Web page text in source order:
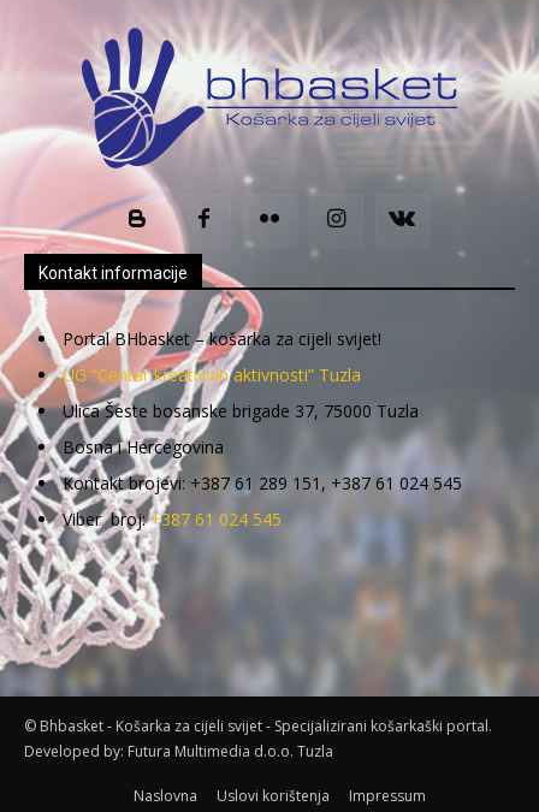
Kontakt informacije
Portal BHbasket – košarka za cijeli svijet!
UG “Centar kreativnih aktivnosti” Tuzla
Ulica Šeste bosanske brigade 37, 75000 Tuzla
Bosna i Hercegovina
Kontakt brojevi: +387 61 289 151, +387 61 024 545
Viber broj:+387 61 024 545
© Bhbasket - Košarka za cijeli svijet - Specijalizirani košarkaški portal.
Developed by: Futura Multimedia d.o.o. Tuzla
Naslovna Uslovi korištenja Impressum